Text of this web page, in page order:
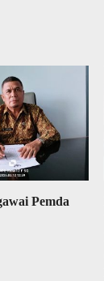
Pemda